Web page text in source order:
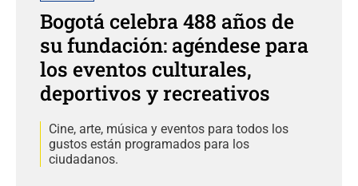
Bogotá celebra 488 años de
su fundación: agéndese para
los eventos culturales,
deportivos y recreativos
Cine, arte, música y eventos para todos los
gustos están programados para los
ciudadanos.